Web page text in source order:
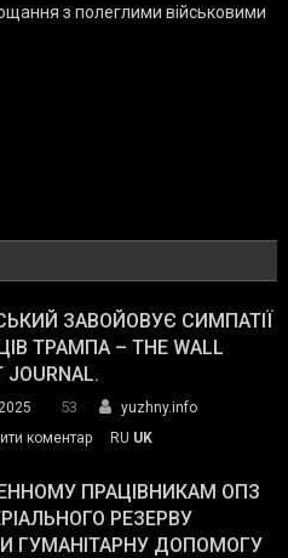
з полеглими військовими
ЗАВОЙОВУЄ СИМПАТІЇ
ТРАМПА – THE WALL
JOURNAL.
53
yuzhny.info
коментарon
завойовує
симпатії
виборців
RU UK
ПРАЦІВНИКАМ ОПЗ
РЕЗЕРВУ
ГУМАНІТАРНУ ДОПОМОГУ